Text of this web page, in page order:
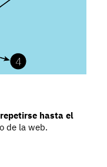
hasta el
de la web.